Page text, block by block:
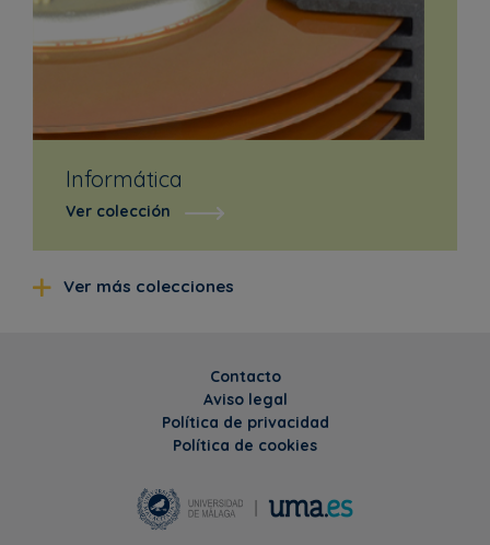
Informática
Ver colección
Ver más colecciones
Contacto
Aviso legal
Política de privacidad
Política de cookies